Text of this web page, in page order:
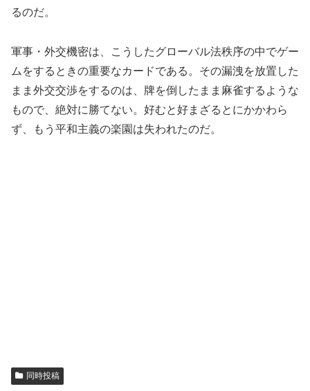
るのだ。
軍事・外交機密は、こうしたグローバル法秩序の中でゲー
ムをするときの重要なカードである。その漏洩を放置した
まま外交交渉をするのは、牌を倒したまま麻雀するような
もので、絶対に勝てない。好むと好まざるとにかかわら
ず、もう平和主義の楽園は失われたのだ。
同時投稿